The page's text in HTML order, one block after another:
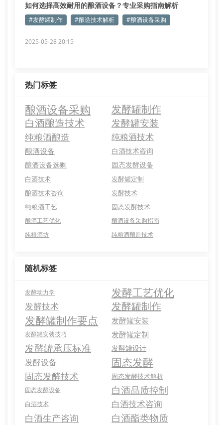
如何选择高效耐用的酿酒设备？专业采购指南解析
#发酵罐制作 #酿造技术解析 #酿酒设备采购
2025-05-28 20:15
热门标签
酿酒设备采购
发酵罐制作
白酒酿造技术
发酵罐安装
纯粮酒酿造 纯粮酒技术
酿酒设备
白酒技术咨询
酿酒设备选购
固态发酵设备
白酒技术
发酵罐定制
酿酒技术咨询
发酵技术
纯粮酒工艺
固态发酵技术
酿酒工艺优化
酿酒设备采购指南
纯粮酒坊
纯粮酒酿造技术
随机标签
发酵动力学 发酵工艺优化
发酵技术 发酵罐制作
发酵罐制作要点 发酵罐安装
发酵罐安装技巧 发酵罐定制
发酵罐承压标准 发酵罐设计
发酵设备 固态发酵
固态发酵技术 固态发酵技术解析
固态发酵设备 白酒品质控制
白酒技术 白酒技术咨询
白酒生产咨询 白酒酯类物质